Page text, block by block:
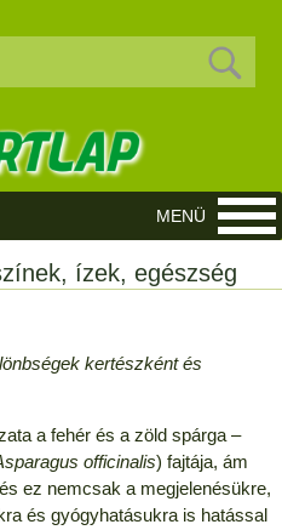
ízek, egészség
kertészként és
a fehér és a zöld spárga –
officinalis) fajtája, ám
ez nemcsak a megjelenésükre,
és gyógyhatásukra is hatással